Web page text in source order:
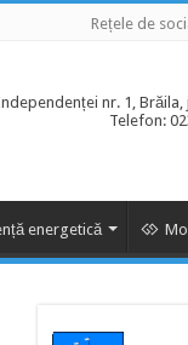
Rețele de
nr. 1,
Telefon:
energetică